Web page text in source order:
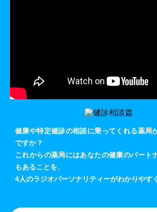
健康や特定健診の相談に乗ってくれる薬局
ですか？
これからの薬局にはあなたの健康のパート
もあることを、
4人のラジオパーソナリティーがわかりやす